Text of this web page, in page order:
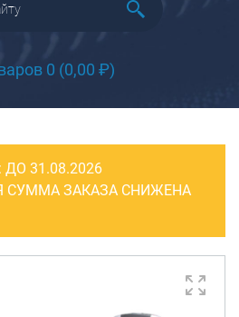
0 (0,00 ₽)
детские
на колесах
детские для детских
кейсы
ДО 31.08.2026
СУММА ЗАКАЗА СНИЖЕНА